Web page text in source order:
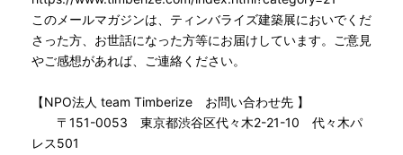
このメールマガジンは、ティンバライズ建築展においでくだ
さった方、お世話になった方等にお届けしています。ご意見
やご感想があれば、ご連絡ください。
【NPO法人 team Timberize お問い合わせ先 】
〒151-0053 東京都渋谷区代々木2-21-10 代々木パ
レス501